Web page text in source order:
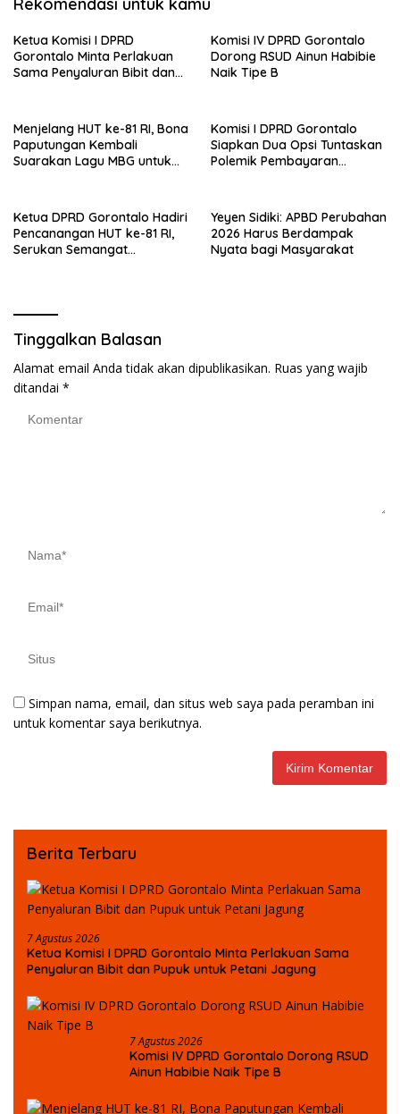
Ketua Komisi I DPRD
Gorontalo Minta Perlakuan
Sama Penyaluran Bibit dan
Komisi IV DPRD Gorontalo
Dorong RSUD Ainun Habibie
Naik Tipe B
Menjelang HUT ke-81 RI, Bona
Paputungan Kembali
Suarakan Lagu MBG untuk
Komisi I DPRD Gorontalo
Siapkan Dua Opsi Tuntaskan
Polemik Pembayaran
Ketua DPRD Gorontalo Hadiri
Pencanangan HUT ke-81 RI,
Serukan Semangat
Yeyen Sidiki: APBD Perubahan
2026 Harus Berdampak
Nyata bagi Masyarakat
Tinggalkan Balasan
Alamat email Anda tidak akan dipublikasikan. Ruas yang wajib
ditandai *
Simpan nama, email, dan situs web saya pada peramban ini
untuk komentar saya berikutnya.
Berita Terbaru
7 Agustus 2026
Ketua Komisi I DPRD Gorontalo Minta Perlakuan Sama
Penyaluran Bibit dan Pupuk untuk Petani Jagung
7 Agustus 2026
Komisi IV DPRD Gorontalo Dorong RSUD
Ainun Habibie Naik Tipe B